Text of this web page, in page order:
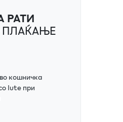
РАТИ
кошничка
Iute при